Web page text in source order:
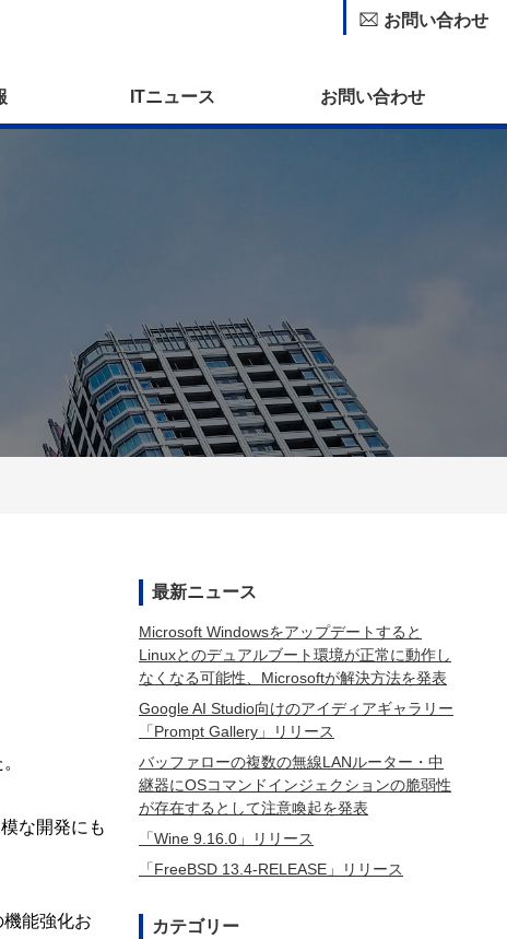
ITニュース お問い合わせ
お問い合わせ
な開発にも
能強化お
最新ニュース
Microsoft Windowsをアップデートすると
Linuxとのデュアルブート環境が正常に動作し
なくなる可能性、Microsoftが解決方法を発表
Google AI Studio向けのアイディアギャラリー
「Prompt Gallery」リリース
バッファローの複数の無線LANルーター・中
継器にOSコマンドインジェクションの脆弱性
が存在するとして注意喚起を発表
「Wine 9.16.0」リリース
「FreeBSD 13.4-RELEASE」リリース
カテゴリー